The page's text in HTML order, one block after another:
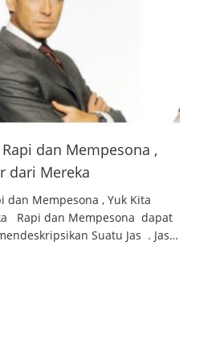
dan Mempesona ,
dari Mereka
dan Mempesona , Yuk Kita
Rapi dan Mempesona dapat
Suatu Jas . Jas…